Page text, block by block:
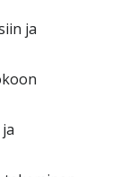
ja